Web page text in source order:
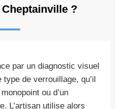
?
par un diagnostic visuel
de verrouillage, qu’il
ou d’un
L’artisan utilise alors